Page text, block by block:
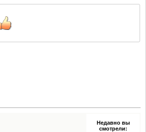
Недавно вы
смотрели: